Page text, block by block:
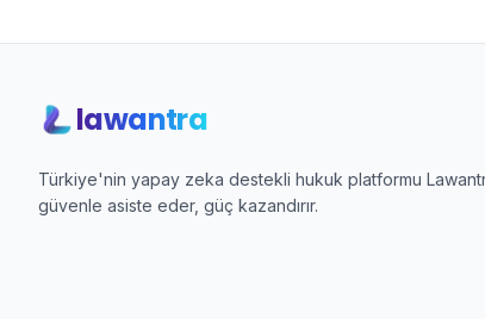
lawantra
Türkiye'nin yapay zeka destekli hukuk platformu
güvenle asiste eder, güç kazandırır.